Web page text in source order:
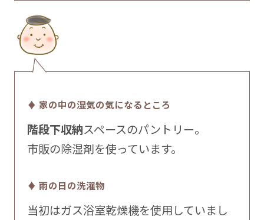
♦ 家の中の湿気の気になるところ
階段下収納スペースのパントリー。
市販の除湿剤を使っています。
♦ 雨の日の洗濯物
当初はガス浴室乾燥機を使用していまし